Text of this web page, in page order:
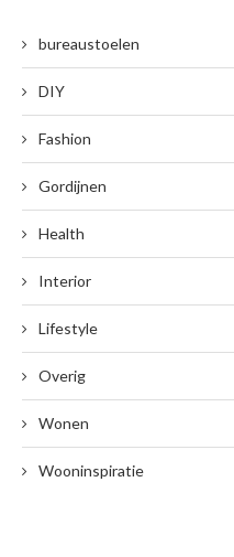
bureaustoelen
DIY
Fashion
Gordijnen
Health
Interior
Lifestyle
Overig
Wonen
Wooninspiratie